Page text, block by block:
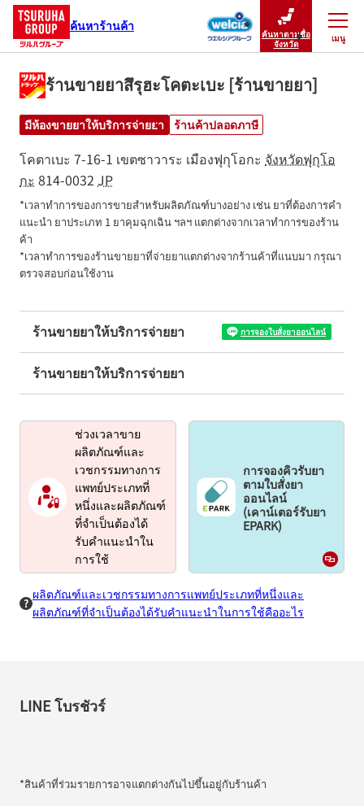
ค้นหาร้านค้า
ค้นหาตามชื่อ
จังหวัด
เมนู
ปิดเมนู
ร้านขายยาสึรุฮะโคตะเบะ [ร้านขายยา]
มีห้องขายยาให้บริการจ่ายยา ร้านค้าปลอดภาษี
โคตาเบะ 7-16-1 เขตซาวาระ เมืองฟุกุโอกะ จังหวัดฟุกุโอ
กะ 814-0032 JP
*เวลาทำการของการขายสำหรับผลิตภัณฑ์บางอย่าง เช่น ยาที่ต้องการคำ
แนะนำ ยาประเภท 1 ยาคุมฉุกเฉิน ฯลฯ แตกต่างจากเวลาทำการของร้าน
ค้า
*เวลาทำการของร้านขายยาที่จ่ายยาแตกต่างจากร้านค้าที่แนบมา กรุณา
ตรวจสอบก่อนใช้งาน
ร้านขายยาให้บริการจ่ายยา การจองใบสั่งยาออนไลน์
ร้านขายยาให้บริการจ่ายยา
ช่วงเวลาขาย
ผลิตภัณฑ์และ
เวชกรรมทางการ
แพทย์ประเภทที่
หนึ่งและผลิตภัณฑ์
ที่จำเป็นต้องได้
รับคำแนะนำใน
การใช้
การจองคิวรับยา
ตามใบสั่งยา
ออนไลน์
(เคาน์เตอร์รับยา
EPARK)
ผลิตภัณฑ์และเวชกรรมทางการแพทย์ประเภทที่หนึ่งและ
ผลิตภัณฑ์ที่จำเป็นต้องได้รับคำแนะนำในการใช้คืออะไร
LINE โบรชัวร์
*สินค้าที่ร่วมรายการอาจแตกต่างกันไปขึ้นอยู่กับร้านค้า